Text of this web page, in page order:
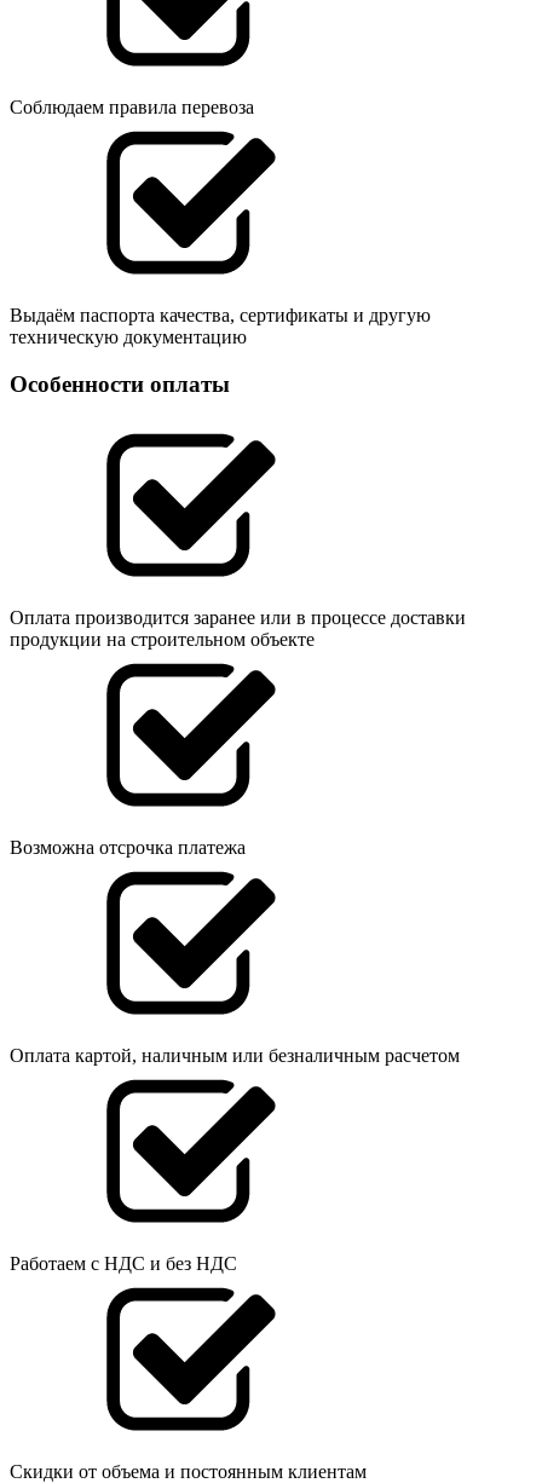
Соблюдаем правила перевоза
Выдаём паспорта качества, сертификаты и другую
техническую документацию
Особенности оплаты
Оплата производится заранее или в процессе доставки
продукции на строительном объекте
Возможна отсрочка платежа
Оплата картой, наличным или безналичным расчетом
Работаем с НДС и без НДС
Скидки от объема и постоянным клиентам